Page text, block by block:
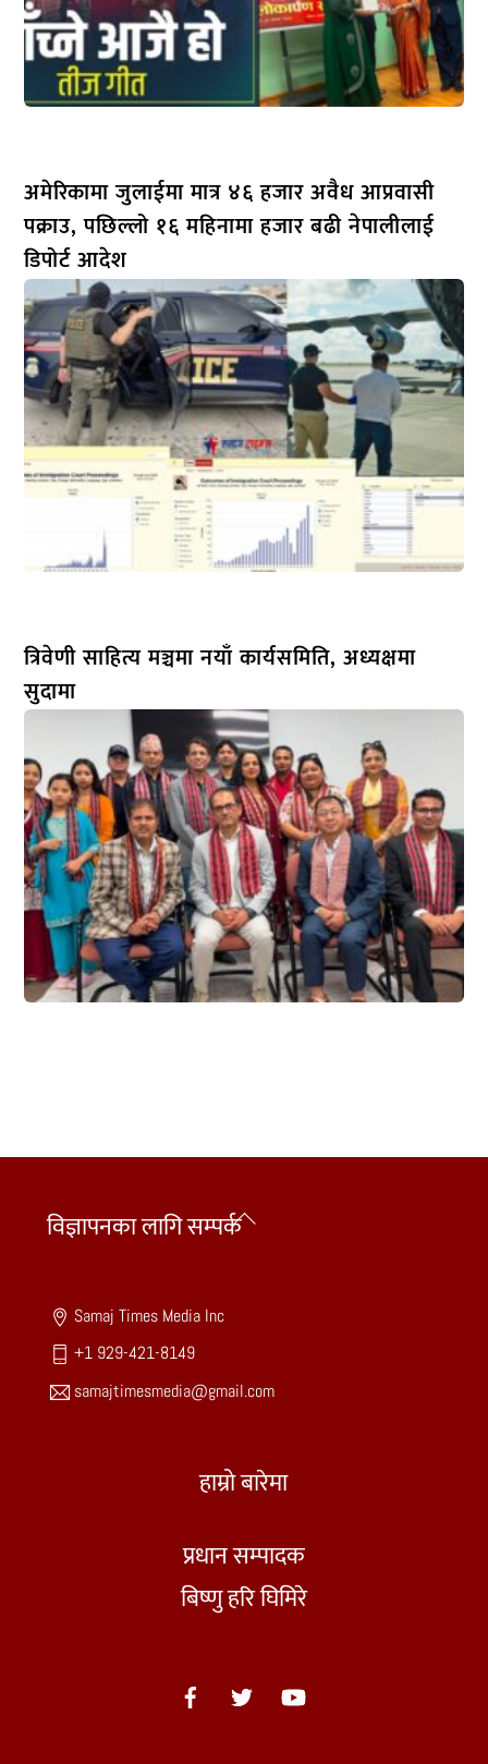
अमेरिकामा जुलाईमा मात्र ४६ हजार अवैध आप्रवासी
पक्राउ, पछिल्लो १६ महिनामा हजार बढी नेपालीलाई
डिपोर्ट आदेश
त्रिवेणी साहित्य मञ्चमा नयाँ कार्यसमिति, अध्यक्षमा
सुदामा
Back
विज्ञापनका लागि सम्पर्क
Samaj Times Media Inc
+1 929-421-8149
samajtimesmedia@gmail.com
हाम्रो बारेमा
प्रधान सम्पादक
बिष्णु हरि घिमिरे